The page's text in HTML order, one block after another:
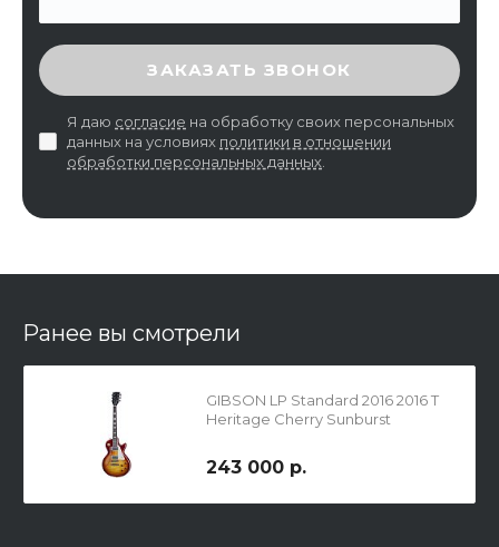
ВВЕДИТЕ ПРОВЕРОЧНЫЙ КОД
ЗАКАЗАТЬ ЗВОНОК
Я даю согласие на обработку своих персональных
данных на условиях политики в отношении
обработки персональных данных
Ранее вы смотрели
GIBSON LP Standard 2016 2016 T
Heritage Cherry Sunburst
243 000 р.